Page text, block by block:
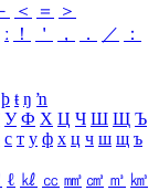
＜ ＝
＞
ː ！ ＇ ， ． ／
：
þ ŧ ŋ ŉ
У Ф Х Ц Ч Ш Щ Ъ
с т у ф х ц ч ш щ ъ
ℓ ㎘ ㏄ ㎣ ㎤ ㎥ ㎦